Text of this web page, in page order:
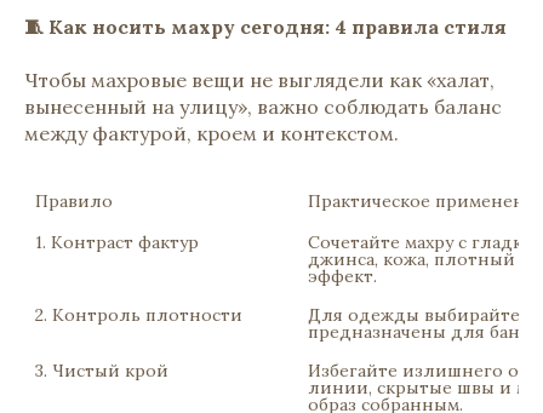
🧵 Как носить махру сегодня: 4 правила стиля
Чтобы махровые вещи не выглядели как «халат,
вынесенный на улицу», важно соблюдать баланс
между фактурой, кроем и контекстом.
Правило
Практическое
1. Контраст фактур
Сочетайте махру с
джинса, кожа, плотный
эффект.
2. Контроль плотности
Для одежды выбирайте
предназначены для бани
3. Чистый крой
Избегайте излишнего
линии, скрытые швы и
образ собранным.